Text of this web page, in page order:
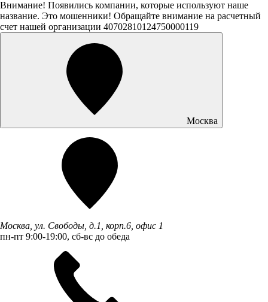
Внимание! Появились компании, которые используют наше
название. Это мошенники! Обращайте внимание на расчетный
счет нашей организации 40702810124750000119
Москва
Москва, ул. Свободы, д.1, корп.6, офис 1
пн-пт 9:00-19:00, сб-вс до обеда